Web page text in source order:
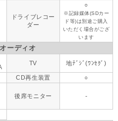
ドライブレコー
ダー
○
※記録媒体(SDカー
ド等)は別途ご購入
いただく場合がござ
います
ーディオ
TV 地ﾃﾞｼﾞ(ﾜﾝｾｸﾞ)
CD再生装置
○
後席モニター -